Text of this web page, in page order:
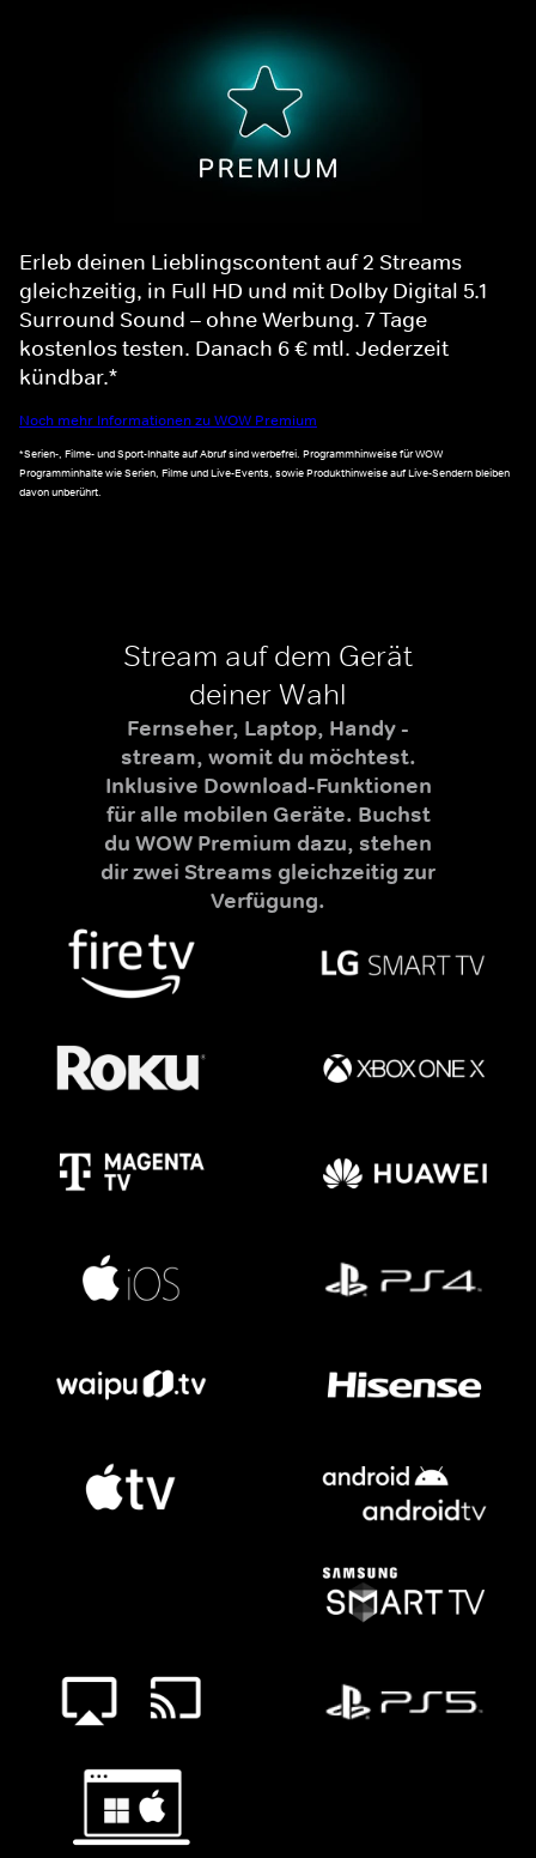
Erleb deinen Lieblingscontent auf 2 Streams
gleichzeitig, in Full HD und mit Dolby Digital 5.1
Surround Sound – ohne Werbung. 7 Tage
kostenlos testen. Danach 6 € mtl. Jederzeit
kündbar.*
Noch mehr Informationen zu WOW Premium
*Serien-, Filme- und Sport-Inhalte auf Abruf sind werbefrei. Programmhinweise für WOW
Programminhalte wie Serien, Filme und Live-Events, sowie Produkthinweise auf Live-Sendern bleiben
davon unberührt.
Stream auf dem Gerät
deiner Wahl
Fernseher, Laptop, Handy -
stream, womit du möchtest.
Inklusive Download-Funktionen
für alle mobilen Geräte. Buchst
du WOW Premium dazu, stehen
dir zwei Streams gleichzeitig zur
Verfügung.